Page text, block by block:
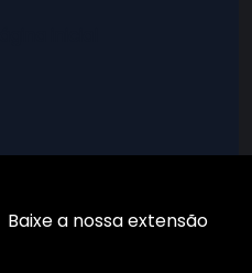
Baixe a nossa extensão